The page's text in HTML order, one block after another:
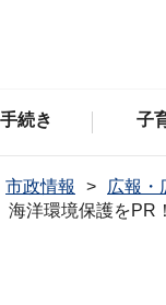
続き 子
市政情報 広報・
洋環境保護をPR